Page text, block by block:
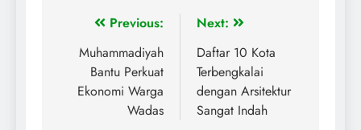
Previous:
Muhammadiyah
Bantu Perkuat
Ekonomi Warga
Wadas
Next:
Daftar 10 Kota
Terbengkalai
dengan Arsitektur
Sangat Indah